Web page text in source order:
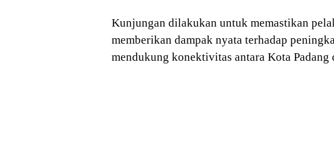
Kunjungan dilakukan untuk memastikan
memberikan dampak nyata terhadap
mendukung konektivitas antara Kota